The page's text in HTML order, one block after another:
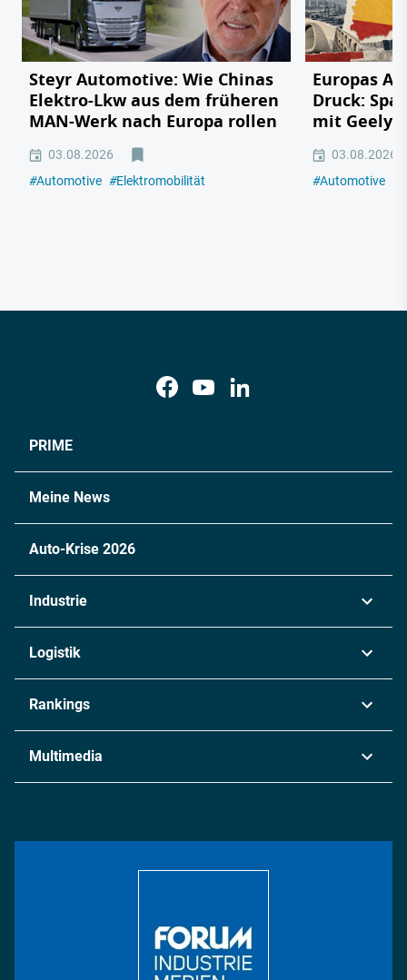
Steyr Automotive: Wie Chinas
Elektro-Lkw aus dem früheren
MAN-Werk nach Europa rollen
03.08.2026
#Automotive #Elektromobilität
Europas
Druck:
mit Geely,
03.08.2026
#Automotive
PRIME
Meine News
Auto-Krise 2026
Industrie
Chemie
Metall
Energie
Logistik
Rankings
Multimedia